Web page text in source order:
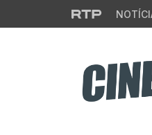
Saltar para o conteúdo